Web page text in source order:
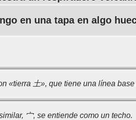
en una tapa en algo
«tierra 土», que tiene una línea base
宀, se entiende como un techo.